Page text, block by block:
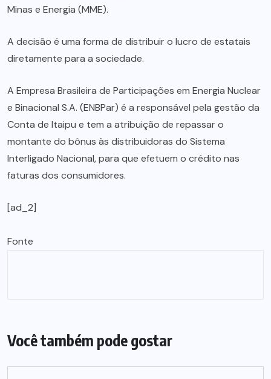
Minas e Energia (MME).
A decisão é uma forma de distribuir o lucro de estatais
diretamente para a sociedade.
A Empresa Brasileira de Participações em Energia Nuclear
e Binacional S.A. (ENBPar) é a responsável pela gestão da
Conta de Itaipu e tem a atribuição de repassar o
montante do bônus às distribuidoras do Sistema
Interligado Nacional, para que efetuem o crédito nas
faturas dos consumidores.
[ad_2]
Fonte
Você também pode gostar